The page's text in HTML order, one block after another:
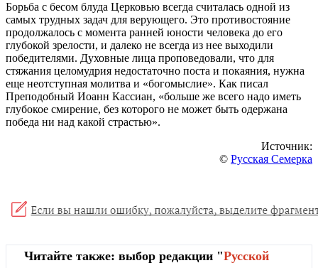
Борьба с бесом блуда Церковью всегда считалась одной из
самых трудных задач для верующего. Это противостояние
продолжалось с момента ранней юности человека до его
глубокой зрелости, и далеко не всегда из нее выходили
победителями. Духовные лица проповедовали, что для
стяжания целомудрия недостаточно поста и покаяния, нужна
еще неотступная молитва и «богомыслие». Как писал
Преподобный Иоанн Кассиан, «больше же всего надо иметь
глубокое смирение, без которого не может быть одержана
победа ни над какой страстью».
Источник:
© Русская Семерка
Читайте также: выбор редакции "Русской